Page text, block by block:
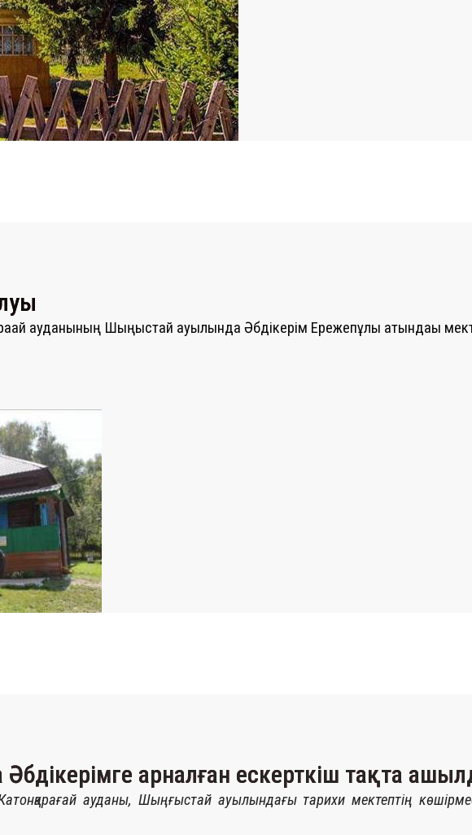
ауданының Шыңғыстай ауылында Әбдікерім Ережепұлы атындағы
арналған ескерткіш тақта
ауданы, Шыңғыстай ауылындағы тарихи мектептің